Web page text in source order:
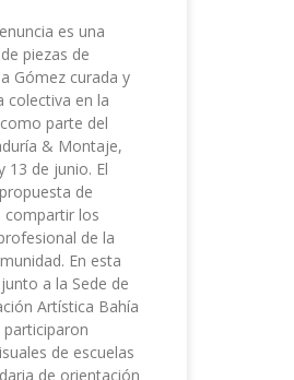
es una
piezas de
Gómez curada y
colectiva en la
parte del
& Montaje,
13 de junio. El
de
compartir los
de la
En esta
a la Sede de
Artística Bahía
participaron
de escuelas
de orientación